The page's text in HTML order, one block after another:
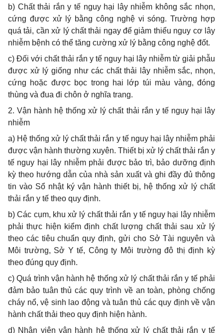
b) Chất thải rắn y tế nguy hại lây nhiễm không sắc nhọn,
cứng được xử lý bằng công nghệ vi sóng. Trường hợp
quá tải, cần xử lý chất thải ngay để giảm thiểu nguy cơ lây
nhiễm bệnh có thể tăng cường xử lý bằng công nghệ đốt.
c) Đối với chất thải rắn y tế nguy hại lây nhiễm từ giải phẫu
được xử lý giống nhưcác chất thải lây nhiễm sắc, nhọn,
cứng hoặc được bọc trong hai lớp túi màu vàng, đóng
thùng và đua đi chôn ở nghĩa trang.
2. Vận hành hệ thống xử lý chất thải rắn y tế nguy hại lây
nhiễm
a) Hệ thống xử lý chất thải rắn y tế nguy hại lây nhiễm phải
được vận hành thường xuyên. Thiết bị xử lý chất thải rắn y
tế nguy hại lây nhiễm phải được bảo trì, bảo dưỡngđịnh
kỳ theo hướng dẫn của nhà sản xuất và ghi đầy đủ thông
tin vào Sổ nhật ký vận hành thiết bị, hệ thống xử lý chất
thải rắn y tế theo quy định.
b) Các cụm, khu xử lý chất thải rắn y tế nguy hại lây nhiễm
phải thực hiện kiểm định chất lượng chất thải sau xử lý
theo các tiêu chuẩn quy định, gửi cho Sở Tài nguyên và
Môi trường, Sở Y tế, Công ty Môi trường đô thị định kỳ
theo đúng quy định.
c) Quá trình vận hành hệ thống xử lý chất thải rắny tế phải
đảm bảo tuân thủ các quy trình về an toàn, phòng chống
cháy nổ, vệ sinh lao động và tuân thủ các quy định về vận
hành chất thải theo quy định hiện hành.
d) Nhân viên vận hành hệ thống xử lý chất thải rắn y tế